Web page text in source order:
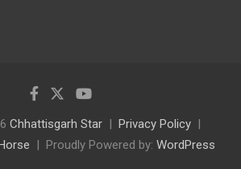
Chhattisgarh Star
Privacy Policy
Proudly Powered by: WordPress